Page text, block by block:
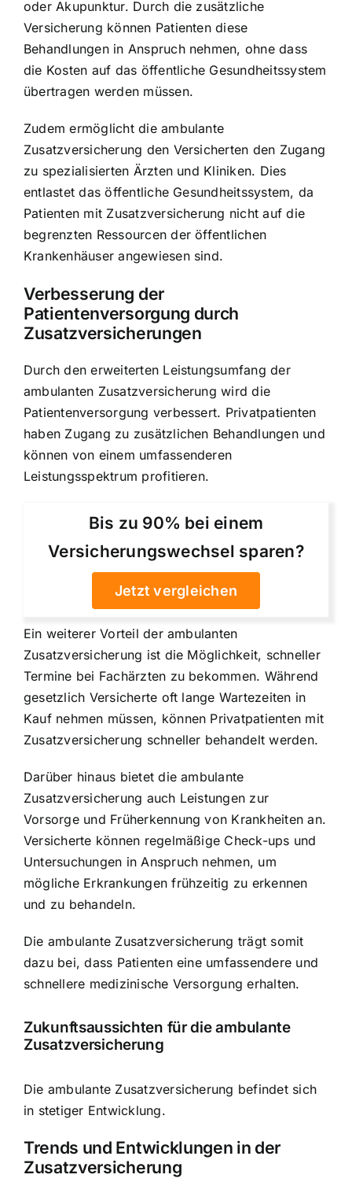
oder Akupunktur. Durch die zusätzliche
Versicherung können Patienten diese
Behandlungen in Anspruch nehmen, ohne dass
die Kosten auf das öffentliche Gesundheitssystem
übertragen werden müssen.
Zudem ermöglicht die ambulante
Zusatzversicherung den Versicherten den Zugang
zu spezialisierten Ärzten und Kliniken. Dies
entlastet das öffentliche Gesundheitssystem, da
Patienten mit Zusatzversicherung nicht auf die
begrenzten Ressourcen der öffentlichen
Krankenhäuser angewiesen sind.
Verbesserung der
Patientenversorgung durch
Zusatzversicherungen
Durch den erweiterten Leistungsumfang der
ambulanten Zusatzversicherung wird die
Patientenversorgung verbessert. Privatpatienten
haben Zugang zu zusätzlichen Behandlungen und
können von einem umfassenderen
Leistungsspektrum profitieren.
Bis zu 90% bei einem
Versicherungswechsel sparen?
Jetzt vergleichen
Ein weiterer Vorteil der ambulanten
Zusatzversicherung ist die Möglichkeit, schneller
Termine bei Fachärzten zu bekommen. Während
gesetzlich Versicherte oft lange Wartezeiten in
Kauf nehmen müssen, können Privatpatienten mit
Zusatzversicherung schneller behandelt werden.
Darüber hinaus bietet die ambulante
Zusatzversicherung auch Leistungen zur
Vorsorge und Früherkennung von Krankheiten an.
Versicherte können regelmäßige Check-ups und
Untersuchungen in Anspruch nehmen, um
mögliche Erkrankungen frühzeitig zu erkennen
und zu behandeln.
Die ambulante Zusatzversicherung trägt somit
dazu bei, dass Patienten eine umfassendere und
schnellere medizinische Versorgung erhalten.
Zukunftsaussichten für die ambulante
Zusatzversicherung
Die ambulante Zusatzversicherung befindet sich
in stetiger Entwicklung.
Trends und Entwicklungen in der
Zusatzversicherung